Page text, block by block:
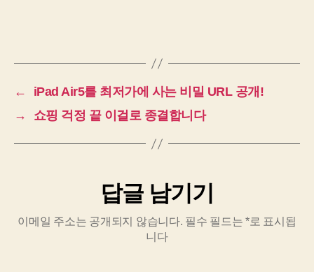
←
iPad Air5를 최저가에 사는 비밀 URL 공개!
→
쇼핑 걱정 끝 이걸로 종결합니다
답글 남기기
이메일 주소는 공개되지 않습니다. 필수 필드는*로 표시됩
니다